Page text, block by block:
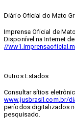
Diário Oficial do Mato
Imprensa Oficial de
Disponível na Internet
//
Outros Estados
Consultar sítios
www.jusbrasil.com.br/
períodos digitalizados
pesquisado.